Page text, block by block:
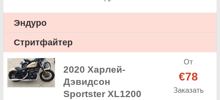
Эндуро
Стритфайтер
2020 Харлей-
Дэвидсон
Sportster XL1200
От
€78
Заказать